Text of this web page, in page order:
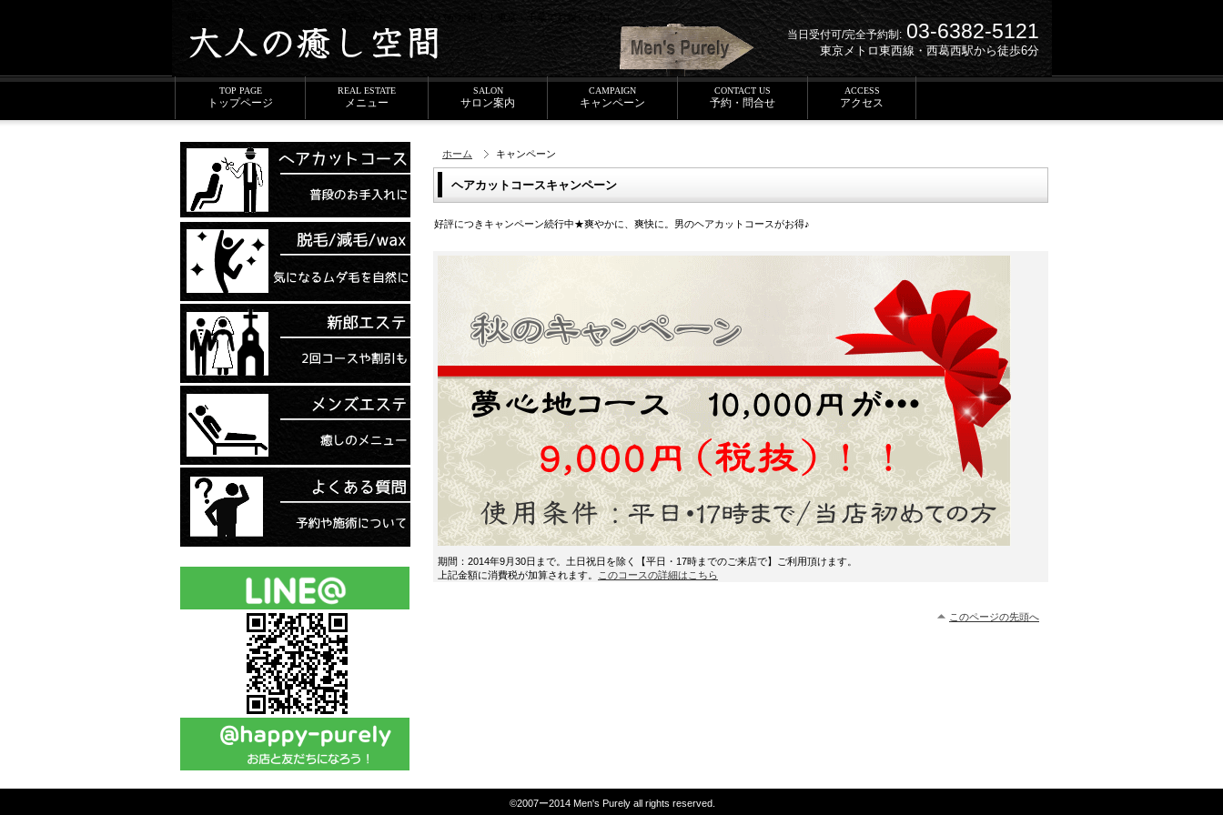
個室でヘアカット・シェービング・眉カット・ヘッドスパがお得！！東京・千葉でお探しの方に
当日受付可/完全予約制: 03-6382-5121
東京メトロ東西線・西葛西駅から徒歩6分
ホーム キャンペーン
ヘアカットコースキャンペーン
好評につきキャンペーン続行中★爽やかに、爽快に。男のヘアカットコースがお得♪
期間：2014年9月30日まで。土日祝日を除く【平日・17時までのご来店で】ご利用頂けます。
上記金額に消費税が加算されます。
このコースの詳細はこちら
このページの先頭へ
TOP PAGE
トップページ
REAL ESTATE
メニュー
SALON
サロン案内
CAMPAIGN
キャンペーン
CONTACT US
予約・問合せ
ACCESS
アクセス
©2007ー2014 Men's Purely all rights reserved.